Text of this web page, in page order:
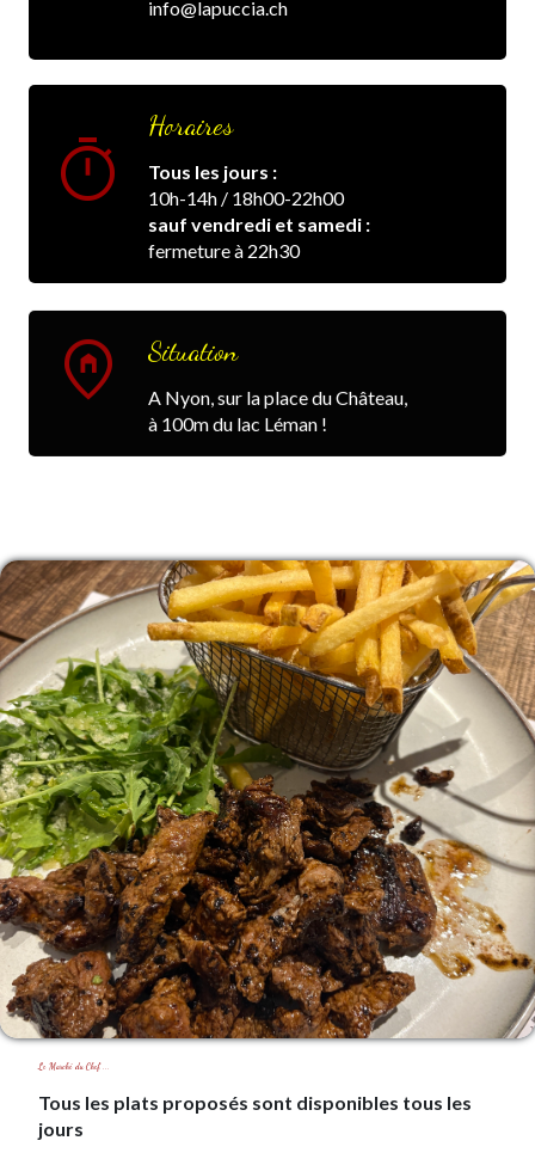
info@lapuccia.ch
timer
Horaires
Tous les jours :
10h-14h / 18h00-22h00
sauf vendredi et samedi :
fermeture à 22h30
home_pin Situation
A Nyon, sur la place du Château,
à 100m du lac Léman !
Le Marché du Chef ...
Tous les plats proposés sont disponibles tous les
jours